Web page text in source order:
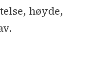
høyde,